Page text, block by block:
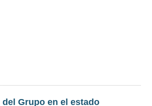
Grupo en el estado